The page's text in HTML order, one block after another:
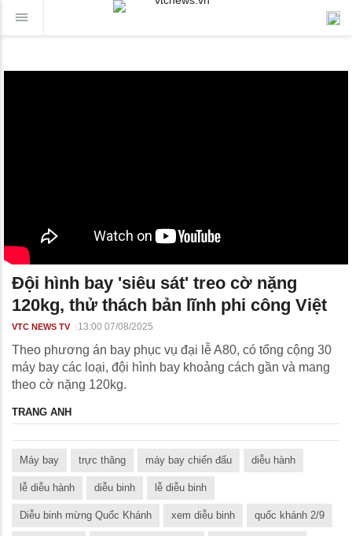
Đội hình bay 'siêu sát' treo cờ nặng
120kg, thử thách bản lĩnh phi công Việt
VTC NEWS TV 13:00 07/08/2025
Theo phương án bay phục vụ đại lễ A80, có tổng cộng 30
máy bay các loại, đội hình bay khoảng cách gần và mang
theo cờ nặng 120kg.
TRANG ANH
Máy bay trực thăng máy bay chiến đấu diễu hành
lễ diễu hành diễu binh lễ diễu binh
Diễu binh mừng Quốc Khánh xem diễu binh quốc khánh 2/9